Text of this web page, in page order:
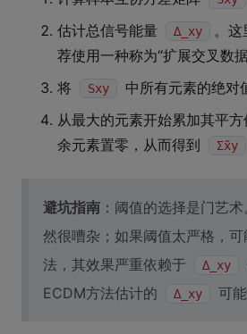
估计总信号能量
∆_xy 。这
荐使用一种称为“扩展交叉数
将
Sxy
中所有元素的绝对
从最大的元素开始累加其平
余元素置零，从而得到
Σ̃xy
避坑指南 ：阈值的选择是门艺
然很嘈杂；如果阈值太严格，
法，其效果严重依赖于
∆_xy
ECDM方法估计的
∆_xy 可